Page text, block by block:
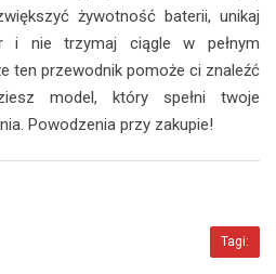
żywotność baterii, unikaj
i nie trzymaj ciągle w pełnym
ten przewodnik pomoże ci znaleźć
model, który spełni twoje
Powodzenia przy zakupie!
Tagi: